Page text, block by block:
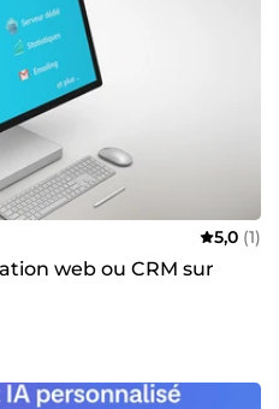
5,0 (1)
web ou CRM sur